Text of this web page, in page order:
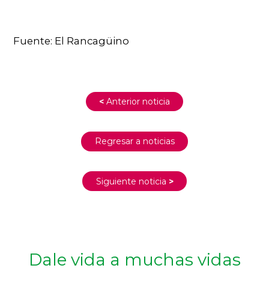
Fuente: El Rancagüino
< Anterior noticia
Regresar a noticias
Siguiente noticia >
Dale vida a muchas vidas